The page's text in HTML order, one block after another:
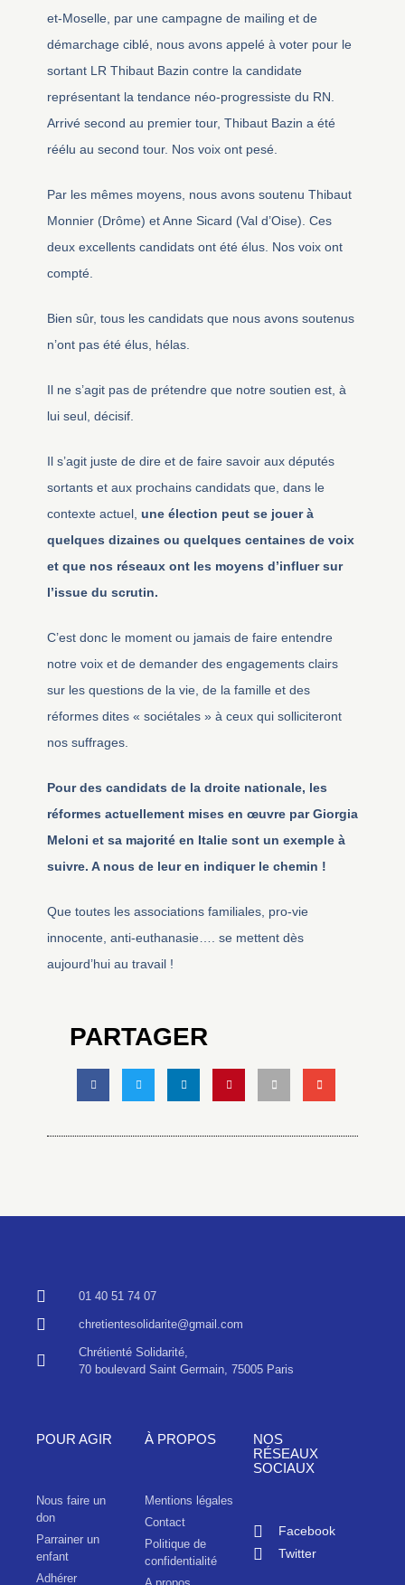
et-Moselle, par une campagne de mailing et de
démarchage ciblé, nous avons appelé à voter pour le
sortant LR Thibaut Bazin contre la candidate
représentant la tendance néo-progressiste du RN.
Arrivé second au premier tour, Thibaut Bazin a été
réélu au second tour. Nos voix ont pesé.
Par les mêmes moyens, nous avons soutenu Thibaut
Monnier (Drôme) et Anne Sicard (Val d’Oise). Ces
deux excellents candidats ont été élus. Nos voix ont
compté.
Bien sûr, tous les candidats que nous avons soutenus
n’ont pas été élus, hélas.
Il ne s’agit pas de prétendre que notre soutien est, à
lui seul, décisif.
Il s’agit juste de dire et de faire savoir aux députés
sortants et aux prochains candidats que, dans le
contexte actuel, une élection peut se jouer à
quelques dizaines ou quelques centaines de voix
et que nos réseaux ont les moyens d’influer sur
l’issue du scrutin.
C’est donc le moment ou jamais de faire entendre
notre voix et de demander des engagements clairs
sur les questions de la vie, de la famille et des
réformes dites « sociétales » à ceux qui solliciteront
nos suffrages.
Pour des candidats de la droite nationale, les
réformes actuellement mises en œuvre par Giorgia
Meloni et sa majorité en Italie sont un exemple à
suivre. A nous de leur en indiquer le chemin !
Que toutes les associations familiales, pro-vie
innocente, anti-euthanasie…. se mettent dès
aujourd’hui au travail !
PARTAGER
01 40 51 74 07
chretientesolidarite@gmail.com
Chrétienté Solidarité,
70 boulevard Saint Germain, 75005 Paris
POUR AGIR
Nous faire un
don
Parrainer un
enfant
Adhérer
À PROPOS
Mentions légales
Contact
Politique de
confidentialité
NOS
RÉSEAUX
SOCIAUX
Facebook
Twitter